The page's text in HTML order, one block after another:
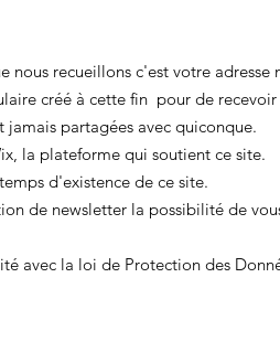
nous recueillons c'est votre adresse
créé à cette fin pour de
jamais partagées avec quiconque.
la plateforme qui soutient ce site.
d'existence de ce site.
de newsletter la possibilité de
avec la loi de Protection des